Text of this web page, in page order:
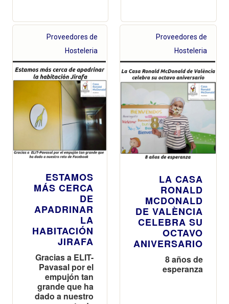
Proveedores de
Hosteleria
ESTAMOS
MÁS CERCA
DE
APADRINAR
LA
HABITACIÓN
JIRAFA
Gracias a ELIT-
Pavasal por el
empujón tan
grande que ha
dado a nuestro
Proveedores de
Hosteleria
LA CASA
RONALD
MCDONALD
DE VALÈNCIA
CELEBRA SU
OCTAVO
ANIVERSARIO
8 años de
esperanza